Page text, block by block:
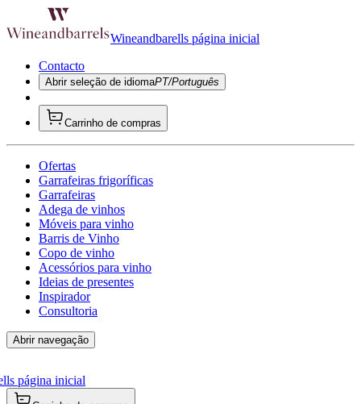
Wineandbarells página inicial
Contacto
Abrir seleção de idiomaPT/Português
Carrinho de compras
Ofertas
Garrafeiras frigoríficas
Garrafeiras
Adega de vinhos
Móveis para vinho
Barris de Vinho
Copo de vinho
Acessórios para vinho
Ideias de presentes
Inspirador
Consultoria
Abrir navegação
página inicial